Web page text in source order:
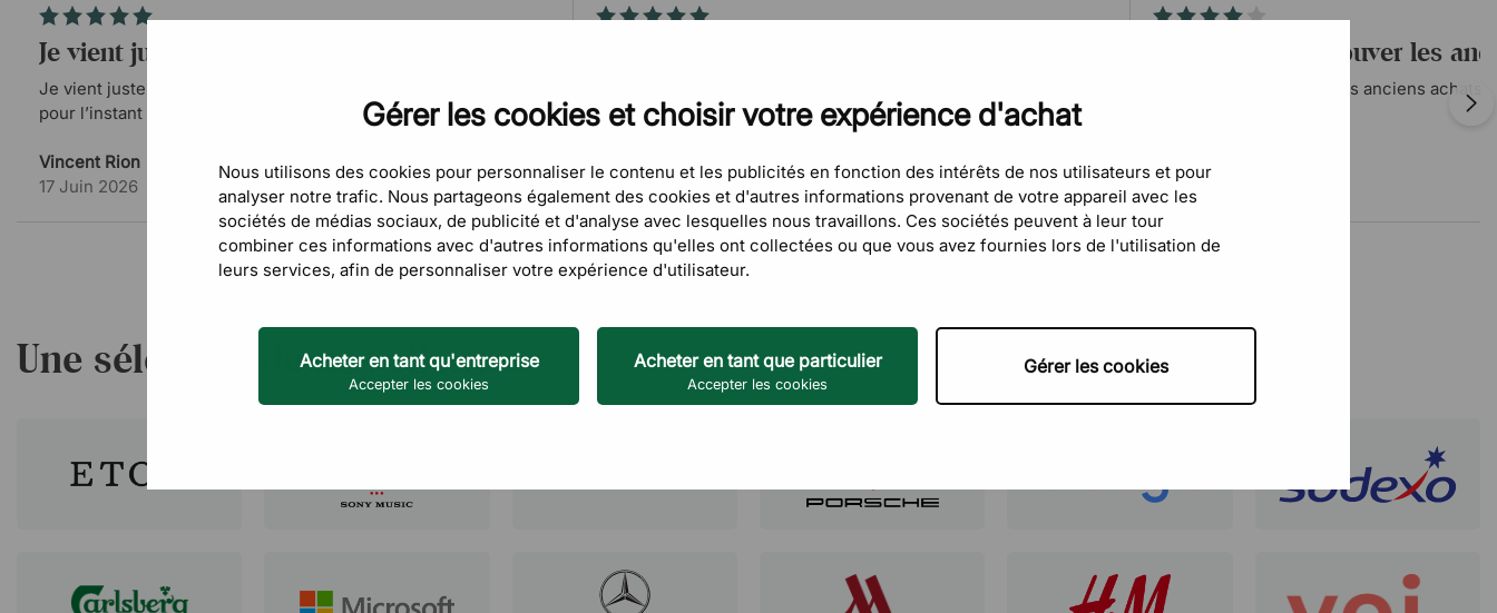
Gérer les cookies et choisir votre expérience d'achat
Nous utilisons des cookies pour personnaliser le contenu et les publicités en fonction des intérêts de nos utilisateurs et pour
analyser notre trafic. Nous partageons également des cookies et d'autres informations provenant de votre appareil avec les
sociétés de médias sociaux, de publicité et d'analyse avec lesquelles nous travaillons. Ces sociétés peuvent à leur tour
combiner ces informations avec d'autres informations qu'elles ont collectées ou que vous avez fournies lors de l'utilisation de
leurs services, afin de personnaliser votre expérience d'utilisateur.
Acheter en tant qu'entreprise
Accepter les cookies
Acheter en tant que particulier
Accepter les cookies
Gérer les cookies
Je vient juste de commander
Je vient juste de commander Je n’est pas pu testé le Bureau
pour l’instant
Vincent Rion
17 Juin 2026
Eric Miram-Marthe-Rose
7 Juin 2026
Facilité pour retrouver les
Facilité pour retrouver les anciens achats
CHRISTINE DELFORTRIE
26 Mars 2026
Une sélection de nos clients